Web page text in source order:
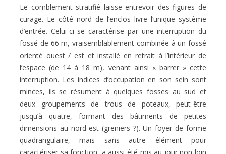
Le comblement stratifié laisse entrevoir des figures de
curage. Le côté nord de l’enclos livre l’unique système
d’entrée. Celui-ci se caractérise par une interruption du
fossé de 66 m, vraisemblablement combinée à un fossé
orienté ouest / est et installé en retrait à l’intérieur de
l’espace (de 14 à 18 m), venant ainsi « barrer » cette
interruption. Les indices d’occupation en son sein sont
minces, ils se résument à quelques fosses au sud et
deux groupements de trous de poteaux, peut-être
jusqu’à quatre, formant des bâtiments de petites
dimensions au nord-est (greniers ?). Un foyer de forme
quadrangulaire, mais sans autre élément pour